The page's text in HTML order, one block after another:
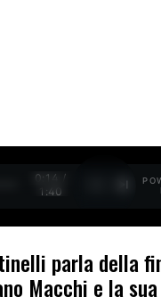
0:15 /
1:40
parla della
Macchi e la